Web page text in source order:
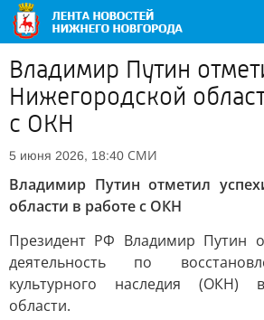
Владимир Путин
Нижегородской
с ОКН
5 июня 2026, 18:40 СМИ
Владимир Путин отметил
области в работе с ОКН
Президент РФ Владимир Путин
деятельность по
культурного наследия (ОКН)
области.